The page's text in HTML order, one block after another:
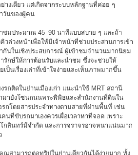
างเดียว แต่เกิดจากระบบหลักฐานที่ค่อย ๆ
วันของผู้คน
ชมประมาณ 45–90 นาทีแบบสบาย ๆ และถ้า
ล่วงหน้าเพื่อให้มีเจ้าหน้าที่ช่วยประสานการเข้า
กันในเชิงประสบการณ์ ผู้เข้าชมจำนวนมากนิยม
กษ์ให้การต้อนรับและนำชม ซึ่งจะช่วยให้
เป็นเรื่องเล่าที่เข้าใจง่ายและเห็นภาพมากขึ้น
รถติดในย่านเมืองเก่า แนะนำใช้ MRT สถานี
มายังโซนถนนพระพิพิธและสำนักงานที่ดินใน
ถโดยสารประจำทางตามสายที่ผ่านพื้นที่ เช่น
นที่ขับรถมาเองควรเผื่อเวลาหาที่จอด เพราะ
กสินทร์มีจำกัด และการจราจรอาจหนาแน่นมาก
ามารถต่อทริปในย่านเดียวกันได้ง่ายมาก ทั้ง